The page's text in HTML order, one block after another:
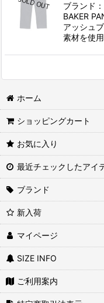
ブランド
BAKER
アッシュ
素材を使
ホーム
ショッピングカート
お気に入り
最近チェックしたアイ
ブランド
新入荷
マイページ
SIZE INFO
ご利用案内